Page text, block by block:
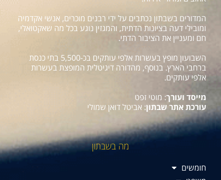
המדורים בשבתון נכתבים על ידי רבנים מוכרים, אנשי אקדמיה
ומובילי דעה בציונות הדתית, והמגזין נוגע בכל מה שאקטואלי,
חם ומעניין את הציבור הדתי.
השבועון מופץ בעשרות אלפי עותקים בכ-5,500 בתי כנסת
ברחבי הארץ. בנוסף, מהדורה דיגיטלית המופצת בעשרות
אלפי עותקים.
מייסד ועורך: מוטי זפט
עורכת אתר שבתון: אביטל דואן שמולי
מה בשבתון
חומשים